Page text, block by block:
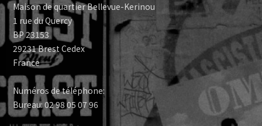
Maison de quartier Bellevue-Kerinou
1 rue du Quercy
BP 23153
29231 Brest Cedex
France
Numéros de téléphone:
Bureau: 02 98 05 07 96